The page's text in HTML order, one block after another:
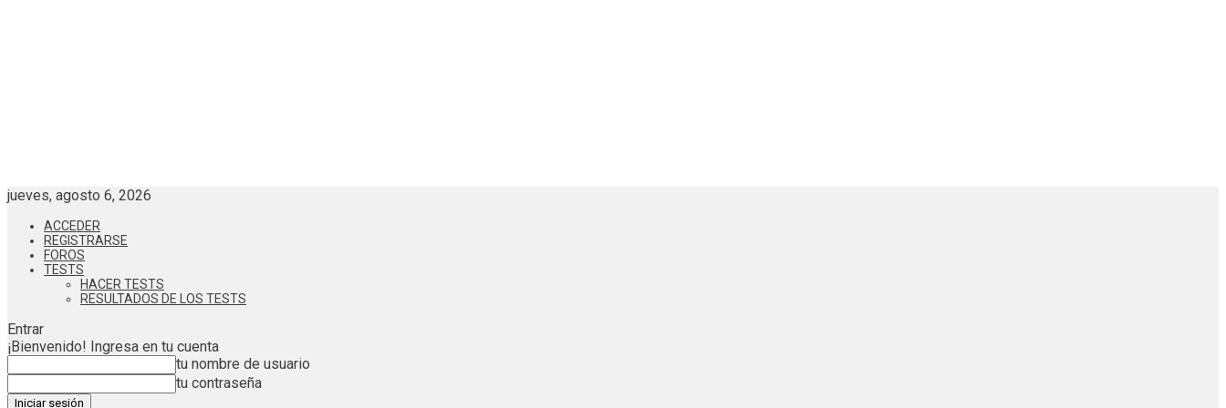
jueves, agosto 6, 2026
ACCEDER
REGISTRARSE
FOROS
TESTS
HACER TESTS
RESULTADOS DE LOS TESTS
Entrar
¡Bienvenido! Ingresa en tu cuenta
tu nombre de usuario
tu contraseña